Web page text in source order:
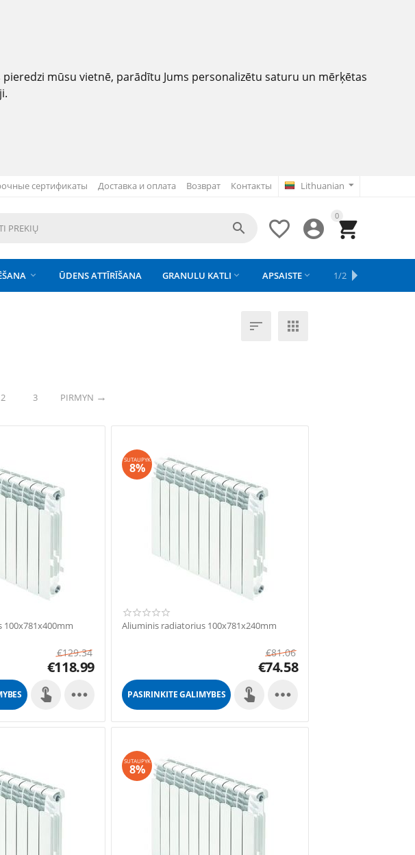
mūsu vietnē, parādītu Jums personalizētu saturu un mērķētas
Lithuanian
сертификаты Доставка и оплата Возврат Контакты
0




 ŪDENS ATTĪRĪŠANA GRANULU KATLI  APSAISTE  REZERVES DAĻAS
1/2
2 3 PIRMYN
 
€129.34
€118.99

SUTAUPYK
8%
Aliuminis radiatorius 100x781x240mm
€81.06
€74.58
PASIRINKITE GALIMYBES 
SUTAUPYK
8%